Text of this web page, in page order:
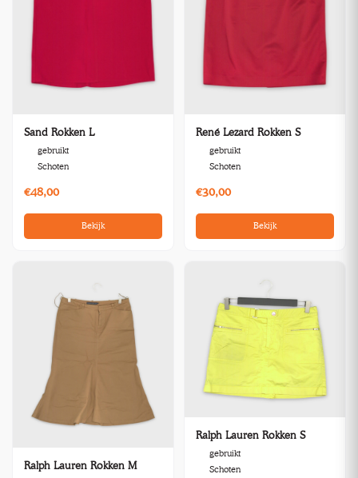
Sand Rokken L
gebruikt
Schoten
€48,00
Bekijk
René Lezard Rokken S
gebruikt
Schoten
€30,00
Bekijk
Ralph Lauren Rokken M
Ralph Lauren Rokken S
gebruikt
Schoten